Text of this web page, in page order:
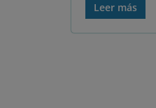
Leer más